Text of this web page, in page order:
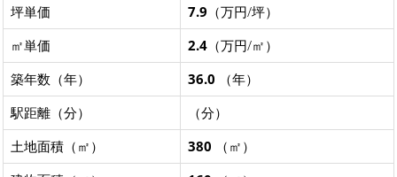
坪単価
7.9 （万円/坪）
㎡単価
2.4 （万円/㎡）
築年数（年）
36.0 （年）
駅距離（分）
（分）
土地面積（㎡）
380 （㎡）